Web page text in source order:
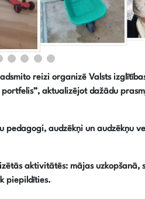
reizi organizē Valsts
aktualizējot dažādu
pedagogi, audzēkņi un audzēkņu
aktivitātēs: mājas uzkopšanā,
piepildīties.